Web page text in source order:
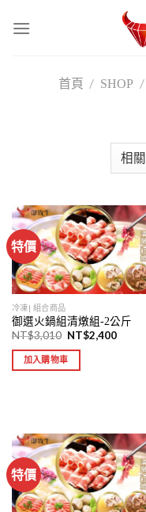
首頁 / SHOP /
特價
冷凍| 組合商品
御選火鍋組清燉組-2公斤
NT$3,010 NT$2,400
加入購物車
特價